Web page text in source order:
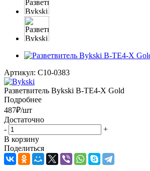
Артикул: C10-0383
Разветвитель Bykski B-TE4-X Gold
Подробнее
487₽/шт
Достаточно
-
+
В корзину
Поделиться